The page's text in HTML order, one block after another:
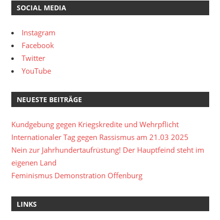
SOCIAL MEDIA
Instagram
Facebook
Twitter
YouTube
NEUESTE BEITRÄGE
Kundgebung gegen Kriegskredite und Wehrpflicht
Internationaler Tag gegen Rassismus am 21.03 2025
Nein zur Jahrhundertaufrüstung! Der Hauptfeind steht im
eigenen Land
Feminismus Demonstration Offenburg
LINKS